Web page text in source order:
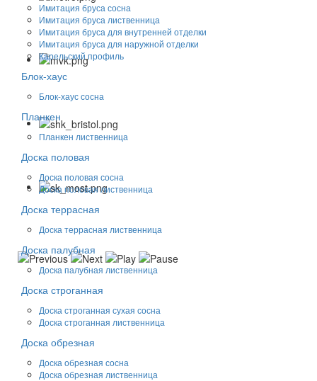
Имитация бруса сосна
Имитация бруса лиственница
Имитация бруса для внутренней отделки
Имитация бруса для наружной отделки
Карельский профиль
Блок-хаус
Блок-хаус сосна
Планкен
Планкен лиственница
Доска половая
Доска половая сосна
Доска половая лиственница
Доска террасная
Доска террасная лиственница
Доска палубная
Доска палубная лиственница
Доска строганная
Доска строганная сухая сосна
Доска строганная лиственница
Доска обрезная
Доска обрезная сосна
Доска обрезная лиственница